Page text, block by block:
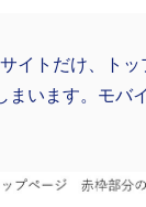
イトだけ、ト
まいます。モバ